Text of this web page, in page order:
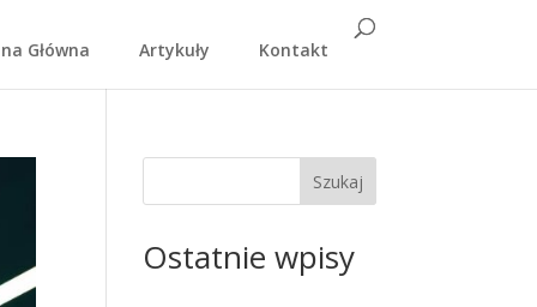
Główna Artykuły Kontakt
Szukaj
Ostatnie wpisy